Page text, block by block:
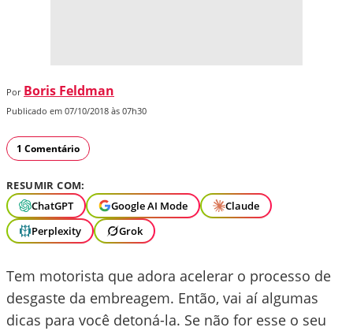
Por Boris Feldman
Publicado em 07/10/2018 às 07h30
1 Comentário
RESUMIR COM:
ChatGPT
Google AI Mode
Claude
Perplexity
Grok
Tem motorista que adora acelerar o processo de
desgaste da embreagem. Então, vai aí algumas
dicas para você detoná-la. Se não for esse o seu